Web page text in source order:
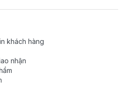
khách hàng
nhận